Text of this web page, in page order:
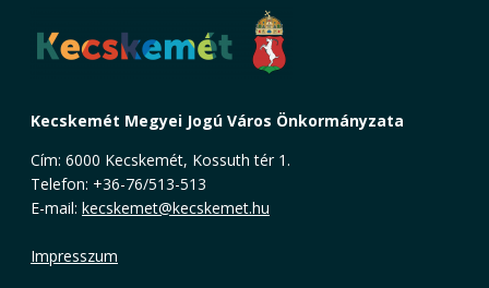
Kecskemét Megyei Jogú Város Önkormányzata
Cím: 6000 Kecskemét, Kossuth tér 1.
Telefon: +36-76/513-513
E-mail: kecskemet@kecskemet.hu
Impresszum